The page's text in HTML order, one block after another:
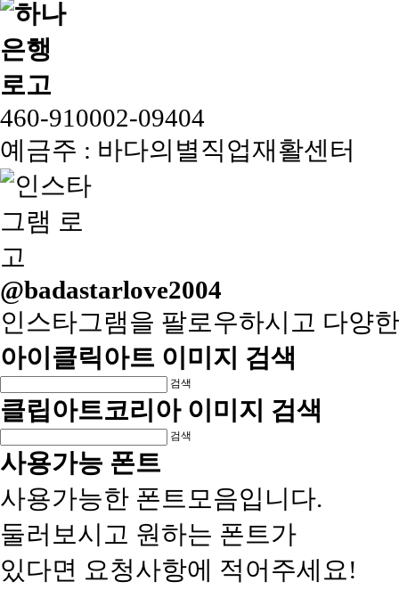
460-910002-09404
예금주 : 바다의별직업재활센터
@badastarlove2004
인스타그램을 팔로우하시고 다양
아이클릭아트 이미지 검색
검색
클립아트코리아 이미지 검색
검색
사용가능 폰트
사용가능한 폰트모음입니다.
둘러보시고 원하는 폰트가
있다면 요청사항에 적어주세요!